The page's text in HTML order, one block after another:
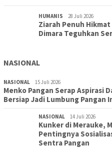
HUMANIS 28 Juli 2026
Ziarah Penuh
Dimara Teguhkan
NASIONAL
NASIONAL 15 Juli 2026
Menko Pangan Serap Aspirasi
Bersiap Jadi Lumbung Pangan
NASIONAL 14 Juli 2026
Kunker di Merauke,
Pentingnya
Sentra Pangan